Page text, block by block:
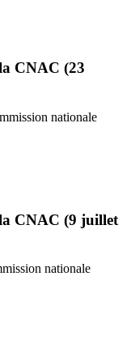
CNAC (23
nationale
la CNAC (9 juillet
nationale